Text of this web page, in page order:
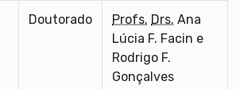
Doutorado Profs. Drs. Ana
Lúcia F. Facin e
Rodrigo F.
Gonçalves